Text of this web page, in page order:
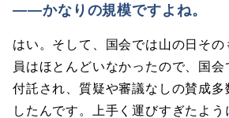
――かなりの規模ですよね。
はい。そして、国会では山の日その
員はほとんどいなかったので、国
付託され、質疑や審議なしの賛成多
したんです。上手く運びすぎたよ